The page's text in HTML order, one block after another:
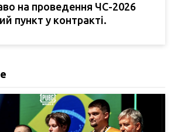
на проведення ЧС-2026
пункт у контракті.